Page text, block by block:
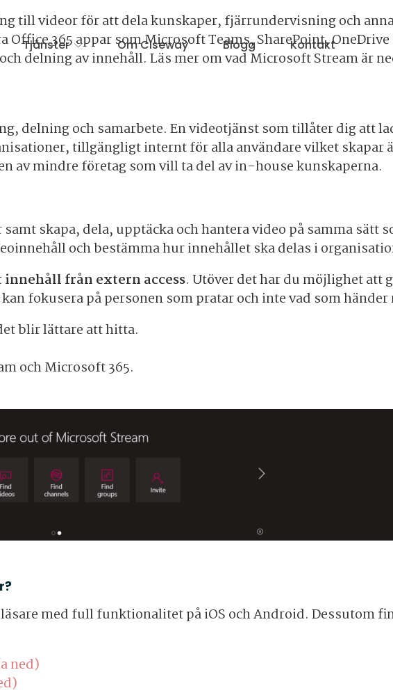
Tjänster Om Ciseway Blogg Kontakt
till videor för att dela kunskaper, fjärrundervisning och
365 appar som Microsoft Teams, SharePoint, OneDrive
delning av innehåll. Läs mer om vad Microsoft Stream är
delning och samarbete. En videotjänst som tillåter dig att
tillgängligt internt för alla användare vilket
av mindre företag som vill ta del av in-house kunskaperna.
skapa, dela, upptäcka och hantera video på samma sätt
och bestämma hur innehållet ska delas i
innehåll från extern access. Utöver det har du möjlighet att
fokusera på personen som pratar och inte vad som
blir lättare att hitta.
och Microsoft 365.
med full funktionalitet på iOS och Android. Dessutom
ned)